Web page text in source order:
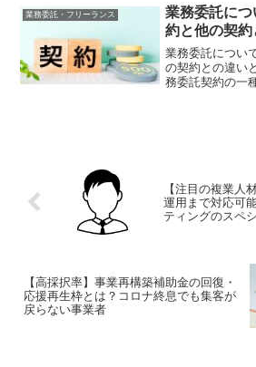
らない方も多い
本記事ではフリ
業務委託・フリーランス
業務委託に
約と他の契約
業務委託につい
の契約との違い
務委託契約の一
【注目の複業人
運用まで対応可
ティングのスペ
【高採択率】事業再構築補助金の回復・
応援再生枠とは？コロナ終息でも集客が
戻らない事業者